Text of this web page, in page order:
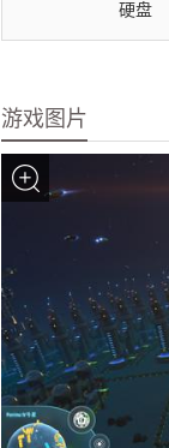
硬盘
游戏图片